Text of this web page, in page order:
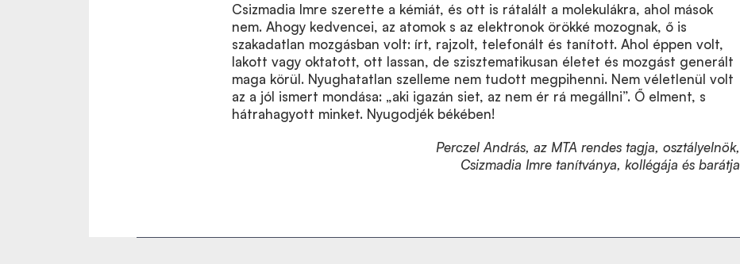
Csizmadia Imre szerette a kémiát, és ott is rátalált a molekulákra, ahol mások
nem. Ahogy kedvencei, az atomok s az elektronok örökké mozognak, ő is
szakadatlan mozgásban volt: írt, rajzolt, telefonált és tanított. Ahol éppen volt,
lakott vagy oktatott, ott lassan, de szisztematikusan életet és mozgást generált
maga körül. Nyughatatlan szelleme nem tudott megpihenni. Nem véletlenül volt
az a jól ismert mondása: „aki igazán siet, az nem ér rá megállni”. Ő elment, s
hátrahagyott minket. Nyugodjék békében!
Perczel András, az MTA rendes tagja, osztályelnök,
Csizmadia Imre tanítványa, kollégája és barátja